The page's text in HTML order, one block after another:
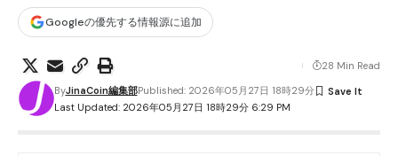
Googleの優先する情報源に追加
Last Updated: 2026年05月27日 18時29分 6:29 PM
ByJinaCoin編集部Published: 2026年05月27日 18時29分
28 Min Read